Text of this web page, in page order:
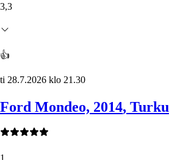
3,3
👍
ti 28.7.2026 klo 21.30
Ford Mondeo, 2014, Turku
1